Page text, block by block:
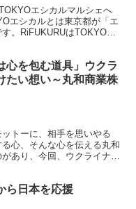
エシカルマルシェへ
エシカルとは東京都が「エ
。RiFUKURUはTOKYOエ
心を包む道具」ウクラ
たい想い～丸和商業株
トーに、相手を思いやる
心、そんな心を伝える丸和
あり、今回、ウクライナの
ら日本を応援